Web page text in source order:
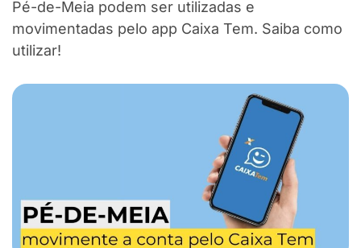
Pé-de-Meia podem ser utilizadas e
movimentadas pelo app Caixa Tem. Saiba como
utilizar!